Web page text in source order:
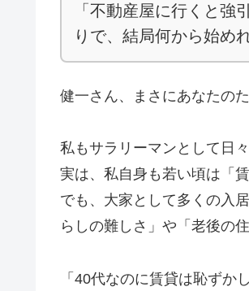
「不動産屋に行くと
りで、結局何から始め
健一さん、まさにあなたの
私もサラリーマンとして日
実は、私自身も若い頃は「
でも、大家として多くの入
らしの難しさ」や「老後の
「40代なのに賃貸は恥ずか